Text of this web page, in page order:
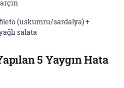
(uskumru/sardalya) +
salata
5 Yaygın Hata